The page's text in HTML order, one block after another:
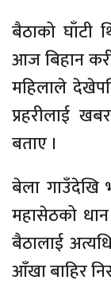
बैठाको घाँटी
आज बिहान
महिलाले
प्रहरीलाई
बताए ।
बेला गाउँदेखि
महासेठको
बैठालाई
आँखा बाहिर